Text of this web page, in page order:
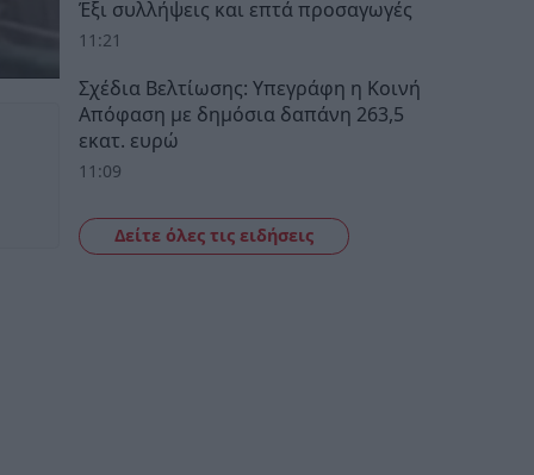
Έξι συλλήψεις και επτά προσαγωγές
11:21
Σχέδια Βελτίωσης: Υπεγράφη η Κοινή
Απόφαση με δημόσια δαπάνη 263,5
εκατ. ευρώ
11:09
Δείτε όλες τις ειδήσεις